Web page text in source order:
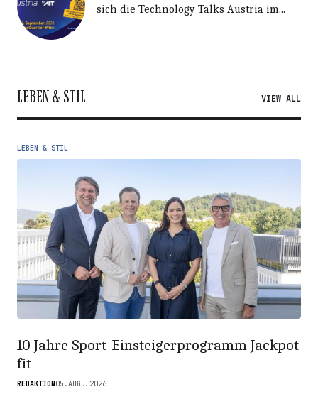
sich die Technology Talks Austria im...
LEBEN & STIL VIEW ALL
LEBEN & STIL
10 Jahre Sport-Einsteigerprogramm Jackpot
fit
REDAKTION05.AUG..2026